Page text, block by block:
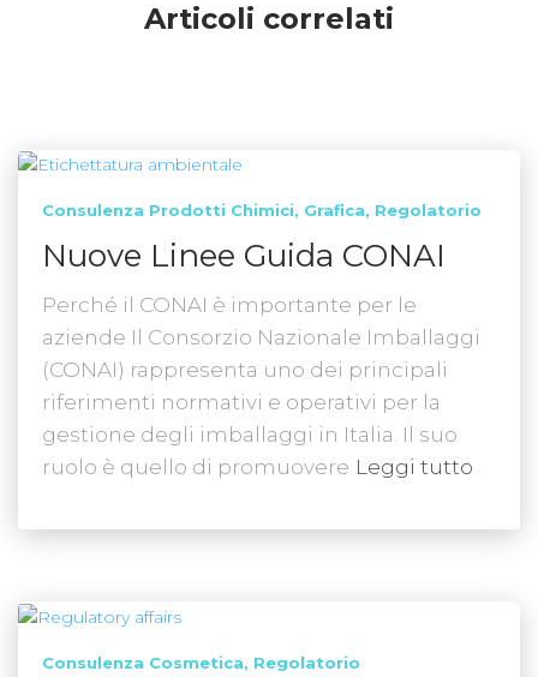
Articoli correlati
Consulenza Prodotti Chimici Grafica Regolatorio
Nuove Linee Guida CONAI
Perché il CONAI è importante per le
aziende Il Consorzio Nazionale Imballaggi
(CONAI) rappresenta uno dei principali
riferimenti normativi e operativi per la
gestione degli imballaggi in Italia. Il suo
ruolo è quello di promuovere Leggi tutto
Consulenza Cosmetica Regolatorio